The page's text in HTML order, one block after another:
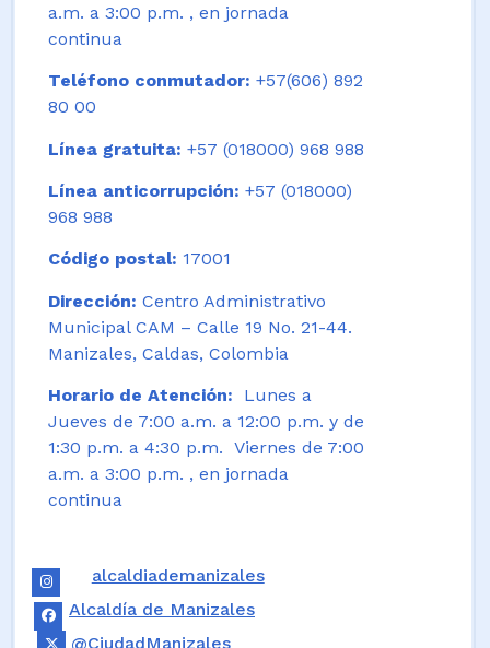
a.m. a 3:00 p.m. , en jornada
continua
Teléfono conmutador: +57(606) 892
80 00
Línea gratuita: +57 (018000) 968 988
Línea anticorrupción: +57 (018000)
968 988
Código postal: 17001
Dirección: Centro Administrativo
Municipal CAM – Calle 19 No. 21-44.
Manizales, Caldas, Colombia
Horario de Atención: Lunes a
Jueves de 7:00 a.m. a 12:00 p.m. y de
1:30 p.m. a 4:30 p.m. Viernes de 7:00
a.m. a 3:00 p.m. , en jornada
continua
alcaldiademanizales
Alcaldía de Manizales
@CiudadManizales